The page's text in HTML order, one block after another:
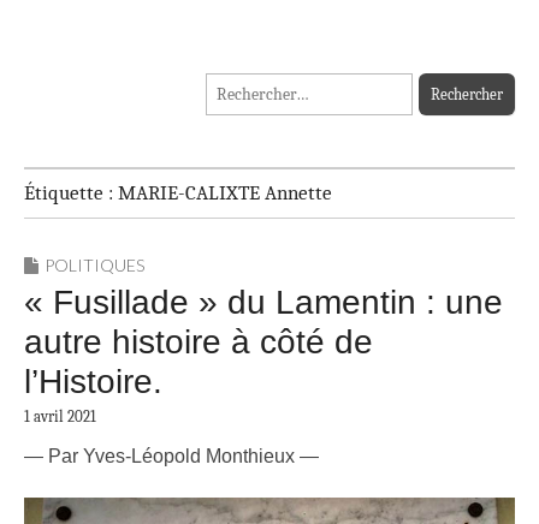
MADININ'ART
Rechercher :
Étiquette : MARIE-CALIXTE Annette
POLITIQUES
« Fusillade » du Lamentin : une
autre histoire à côté de
l’Histoire.
1 avril 2021
— Par Yves-Léopold Monthieux —